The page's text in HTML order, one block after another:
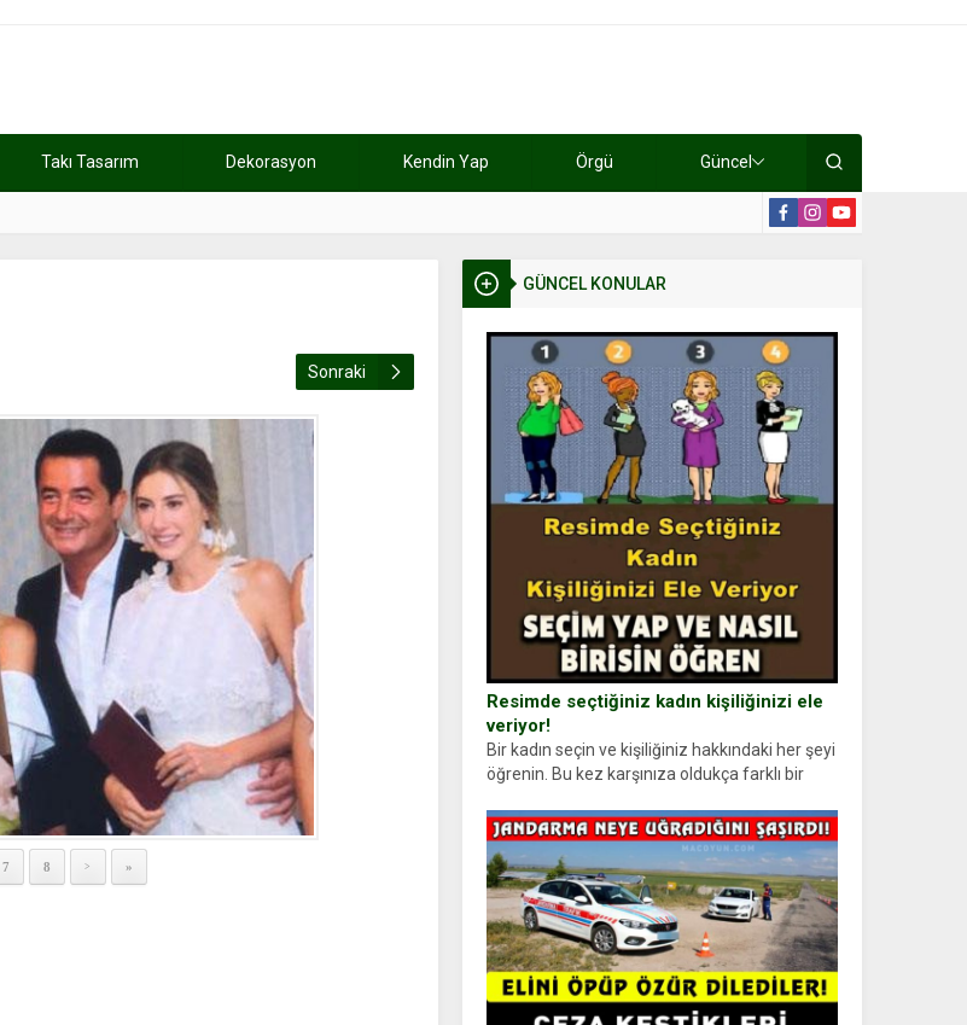
Takı Tasarım Dekorasyon Kendin Yap Örgü Güncel
GÜNCEL KONULAR
Resimde seçtiğiniz kadın kişiliğinizi ele
veriyor!
Bir kadın seçin ve kişiliğiniz hakkındaki her şeyi
öğrenin. Bu kez karşınıza oldukça farklı bir
kadın figürlerinden dikkatinizi en...
Sonraki
7 8 > »